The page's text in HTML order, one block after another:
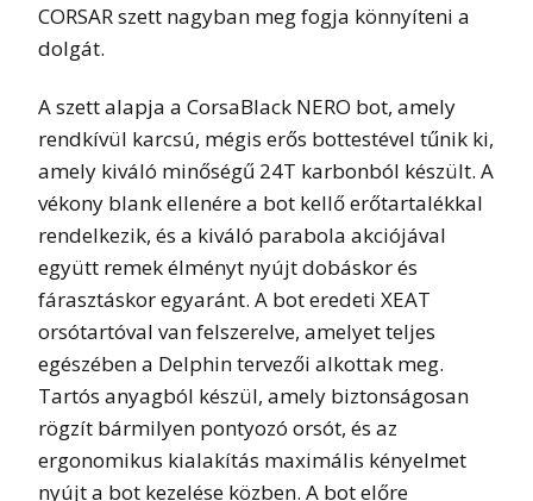
CORSAR szett nagyban meg fogja könnyíteni a
dolgát.
A szett alapja a CorsaBlack NERO bot, amely
rendkívül karcsú, mégis erős bottestével tűnik ki,
amely kiváló minőségű 24T karbonból készült. A
vékony blank ellenére a bot kellő erőtartalékkal
rendelkezik, és a kiváló parabola akciójával
együtt remek élményt nyújt dobáskor és
fárasztáskor egyaránt. A bot eredeti XEAT
orsótartóval van felszerelve, amelyet teljes
egészében a Delphin tervezői alkottak meg.
Tartós anyagból készül, amely biztonságosan
rögzít bármilyen pontyozó orsót, és az
ergonomikus kialakítás maximális kényelmet
nyújt a bot kezelése közben. A bot előre